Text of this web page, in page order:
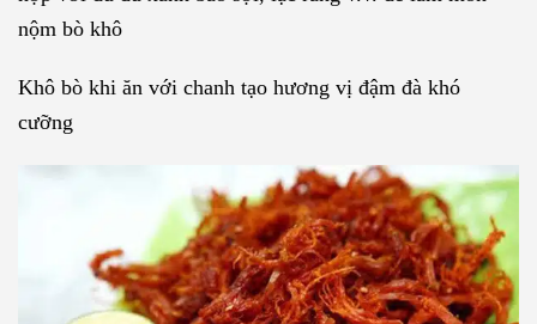
nộm bò khô
Khô bò khi ăn với chanh tạo hương vị đậm đà khó
cưỡng